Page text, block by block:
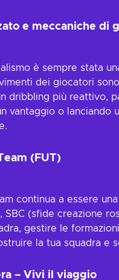
e meccaniche di
è sempre stata
dei giocatori
dribbling più reattivo,
vantaggio o
(FUT)
continua a essere
(sfide creazione
gestire le
la tua squadra e
– Vivi il viaggio